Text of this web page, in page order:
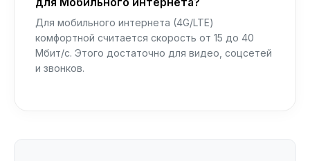
Для мобильного интернета (4G/LTE)
комфортной считается скорость от 15 до 40
Мбит/с. Этого достаточно для видео, соцсетей
и звонков.